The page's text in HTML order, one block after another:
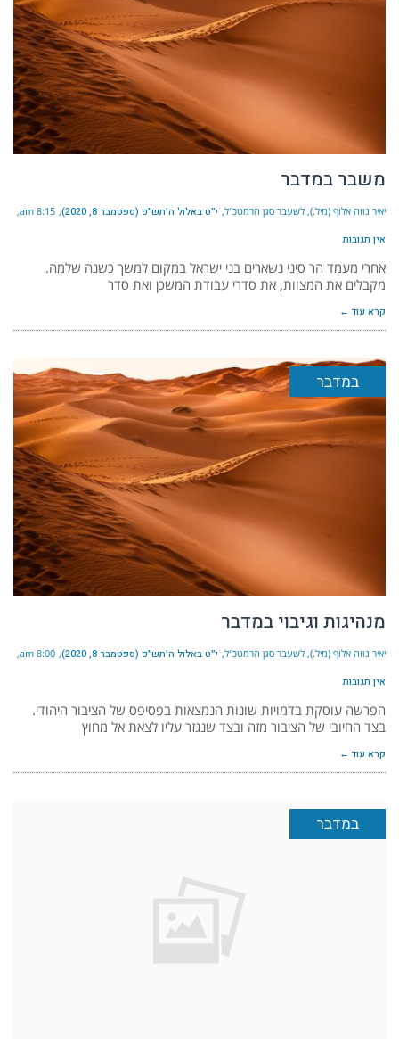
משבר במדבר
יאיר נווה אלוף (מיל.), לשעבר סגן הרמטכ"ל י״ט באלול ה׳תש״פ (ספטמבר 8, 2020) 8:15 am
אין תגובות
אחרי מעמד הר סיני נשארים בני ישראל במקום למשך כשנה שלמה.
מקבלים את המצוות, את סדרי עבודת המשכן ואת סדר
קרא עוד ←
במדבר
מנהיגות וגיבוי במדבר
יאיר נווה אלוף (מיל.), לשעבר סגן הרמטכ"ל י״ט באלול ה׳תש״פ (ספטמבר 8, 2020) 8:00 am
אין תגובות
הפרשה עוסקת בדמויות שונות הנמצאות בפסיפס של הציבור היהודי.
בצד החיובי של הציבור מזה ובצד שנגזר עליו לצאת אל מחוץ
קרא עוד ←
במדבר